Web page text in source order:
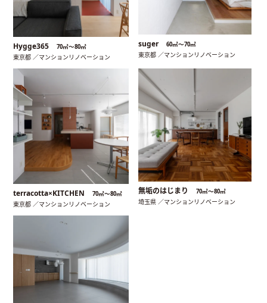
Hygge365 70㎡〜80㎡
東京都 ／マンションリノベーション
suger 60㎡〜70㎡
東京都 ／マンションリノベーション
terracotta×KITCHEN 70㎡〜80㎡
東京都 ／マンションリノベーション
無垢のはじまり 70㎡〜80㎡
埼玉県 ／マンションリノベーション